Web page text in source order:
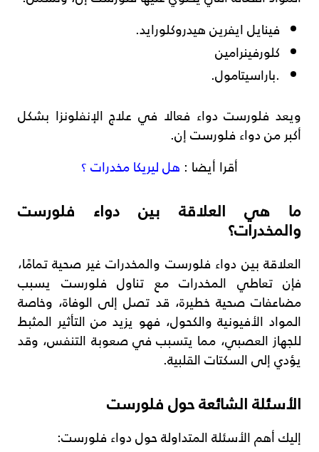
فينايل ايفرين هيدروكلورايد.
كلورفينرامين
.باراسيتامول.
ويعد فلورست دواء فعالا في علاج الإنفلونزا بشكل
أكبر من دواء فلورست إن.
أقرا أيضا : هل ليريكا مخدرات ؟
ما هي العلاقة بين دواء فلورست
والمخدرات؟
العلاقة بين دواء فلورست والمخدرات غير صحية تمامًا،
فإن تعاطي المخدرات مع تناول فلورست يسبب
مضاعفات صحية خطيرة، قد تصل إلى الوفاة، وخاصة
المواد الأفيونية والكحول، فهو يزيد من التأثير المثبط
للجهاز العصبي، مما يتسبب في صعوبة التنفس، وقد
يؤدي إلى السكتات القلبية.
الأسئلة الشائعة حول فلورست
إليك أهم الأسئلة المتداولة حول دواء فلورست: